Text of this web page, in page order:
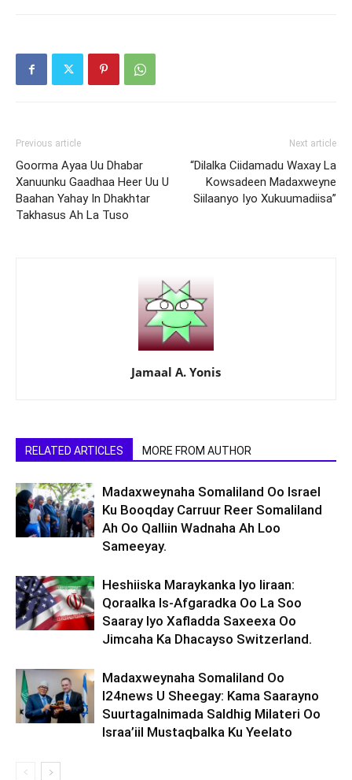
Previous article
Goorma Ayaa Uu Dhabar
Xanuunku Gaadhaa Heer Uu U
Baahan Yahay In Dhakhtar
Takhasus Ah La Tuso
Next article
“Dilalka Ciidamadu Waxay La
Kowsadeen Madaxweyne
Siilaanyo Iyo Xukuumadiisa”
Jamaal A. Yonis
RELATED ARTICLES MORE FROM AUTHOR
Madaxweynaha Somaliland Oo Israel
Ku Booqday Carruur Reer Somaliland
Ah Oo Qalliin Wadnaha Ah Loo
Sameeyay.
Heshiiska Maraykanka Iyo Iiraan:
Qoraalka Is-Afgaradka Oo La Soo
Saaray Iyo Xafladda Saxeexa Oo
Jimcaha Ka Dhacayso Switzerland.
Madaxweynaha Somaliland Oo
I24news U Sheegay: Kama Saarayno
Suurtagalnimada Saldhig Milateri Oo
Israa’iil Mustaqbalka Ku Yeelato